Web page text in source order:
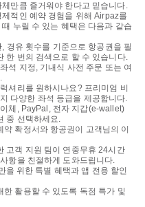
만큼 즐거워야 한다고 믿습니다.
적인 예약 경험을 위해 Airpaz를
누릴 수 있는 혜택은 다음과 같습
경유 횟수를 기준으로 항공권을 필
한 번의 검색으로 할 수 있습니다.
석 지정, 기내식 사전 주문 또는 여
셔리를 원하시나요? 프리미엄 비
다양한 좌석 등급을 제공합니다.
체, PayPal, 전자 지갑(e-wallet)
중 선택하세요.
확정서와 항공권이 고객님의 이
고객 지원 팀이 연중무휴 24시간
항을 친절하게 도와드립니다.
을 위한 특별 혜택과 앱 전용 할인
활용할 수 있도록 독점 특가 및